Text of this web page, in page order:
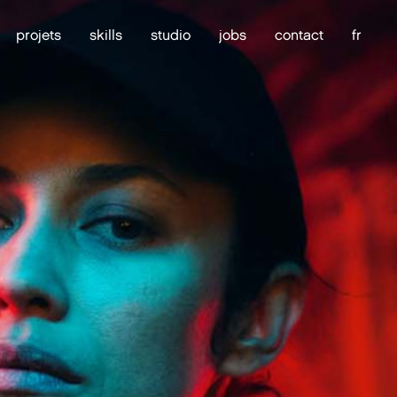
projets skills studio jobs contact fr